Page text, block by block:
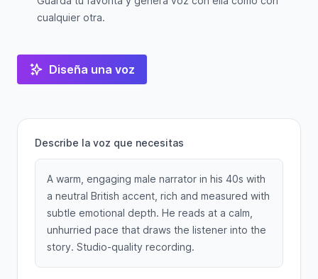
cualquier otra.
Diseña una voz
Describe la voz que necesitas
A warm, engaging male narrator in his 40s with
a neutral British accent, rich and measured with
subtle emotional depth. He reads at a calm,
unhurried pace that draws the listener into the
story. Studio-quality recording.